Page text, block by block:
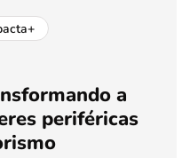
a
periféricas